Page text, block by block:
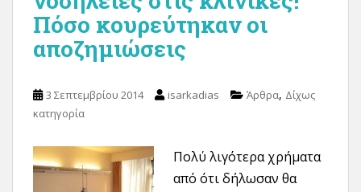
Πόσο κουρεύτηκαν οι
αποζημιώσεις
3 Σεπτεμβρίου 2014 isarkadias Άρθρα, Δίχως
κατηγορία
Πολύ λιγότερα χρήματα
από ότι δήλωσαν θα